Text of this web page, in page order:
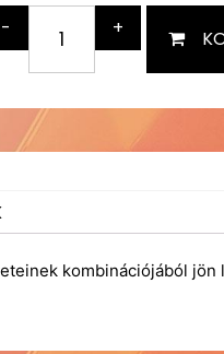
- +
kombinációjából jön